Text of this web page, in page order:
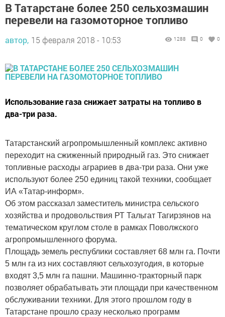
В Татарстане более 250 сельхозмашин
перевели на газомоторное топливо
автор, 15 февраля 2018 - 10:53 1288 0 0
Использование газа снижает затраты на топливо в
два-три раза.
Татарстанский агропромышленный комплекс активно
переходит на сжиженный природный газ. Это снижает
топливные расходы аграриев в два-три раза. Они уже
используют более 250 единиц такой техники, сообщает
ИА «Татар-информ».
Об этом рассказал заместитель министра сельского
хозяйства и продовольствия РТ Тальгат Тагирзянов на
тематическом круглом столе в рамках Поволжского
агропромышленного форума.
Площадь земель республики составляет 68 млн га. Почти
5 млн га из них составляют сельхозугодия, в которые
входят 3,5 млн га пашни. Машинно-тракторный парк
позволяет обрабатывать эти площади при качественном
обслуживании техники. Для этого прошлом году в
Татарстане прошло сразу несколько программ